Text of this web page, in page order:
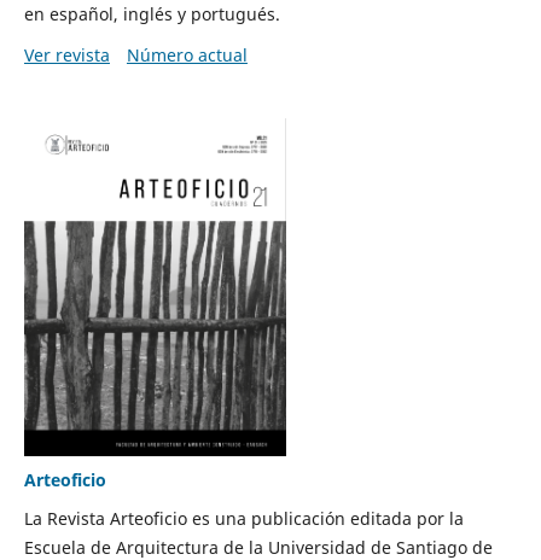
en español, inglés y portugués.
Ver revista
Número actual
Arteoficio
La Revista Arteoficio es una publicación editada por la
Escuela de Arquitectura de la Universidad de Santiago de